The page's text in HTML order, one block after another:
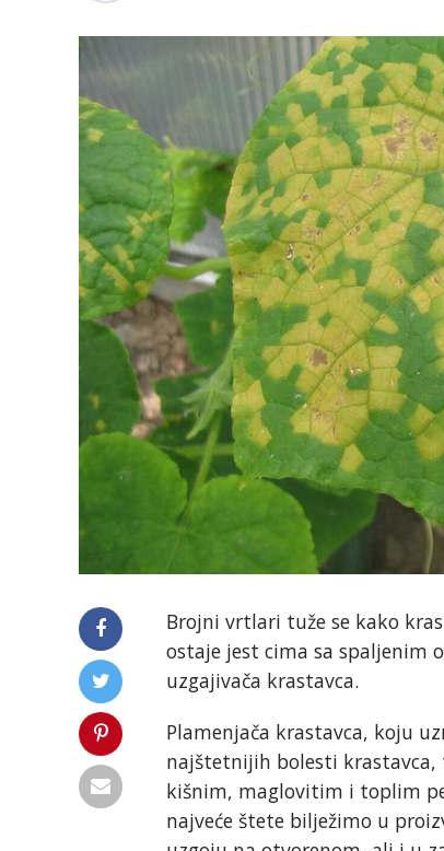
Brojni vrtlari tuže se kako
ostaje jest cima sa spaljenim
uzgajivača krastavca.
Plamenjača krastavca, koju
najštetnijih bolesti krastavca,
kišnim, maglovitim i toplim
najveće štete bilježimo u